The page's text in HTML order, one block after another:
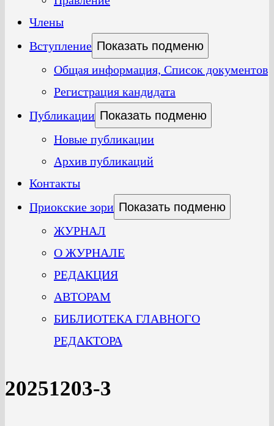
Члены
Вступление Показать подменю
Общая информация, Список документов
Регистрация кандидата
Публикации Показать подменю
Новые публикации
Архив публикаций
Контакты
Приокские зори Показать подменю
ЖУРНАЛ
О ЖУРНАЛЕ
РЕДАКЦИЯ
АВТОРАМ
БИБЛИОТЕКА ГЛАВНОГО
РЕДАКТОРА
20251203-3